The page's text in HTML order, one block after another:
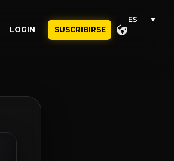
LOGIN SUSCRIBIRSE
ES